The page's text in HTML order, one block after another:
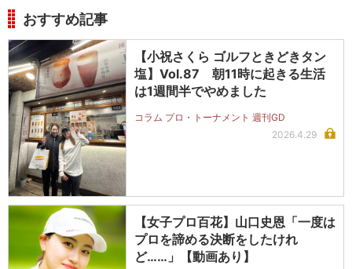
おすすめ記事
【小祝さくら ゴルフときどきタン
塩】Vol.87 朝11時に起きる生活
は1週間半でやめました
コラム プロ・トーナメント 週刊GD
2026.4.29
【女子プロ百花】山口史恩「一度は
プロを諦める決断をしたけれ
ど……」【動画あり】